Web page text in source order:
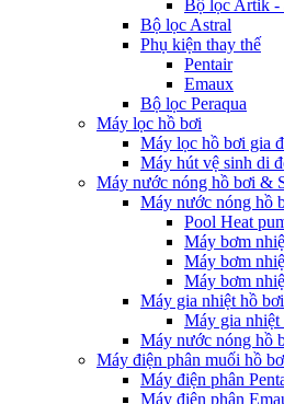
Bộ lọc Artik -
Bộ lọc Astral
Phụ kiện thay thế
Pentair
Emaux
Bộ lọc Peraqua
Máy lọc hồ bơi
Máy lọc hồ bơi gia
Máy hút vệ sinh di
Máy nước nóng hồ bơi &
Máy nước nóng hồ
Pool Heat
Máy bơm
Máy bơm
Máy bơm
Máy gia nhiệt hồ
Máy gia
Máy nước nóng hồ
Máy điện phân muối hồ
Máy điện phân
Máy điện phân